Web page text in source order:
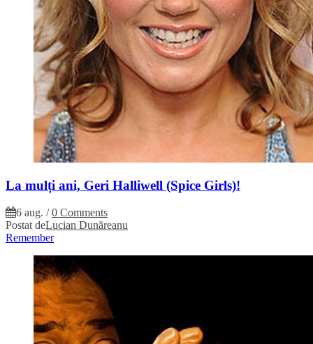
La mulți ani, Geri Halliwell (Spice Girls)!
6 aug. / 0 Comments
Postat deLucian Dunăreanu
Remember